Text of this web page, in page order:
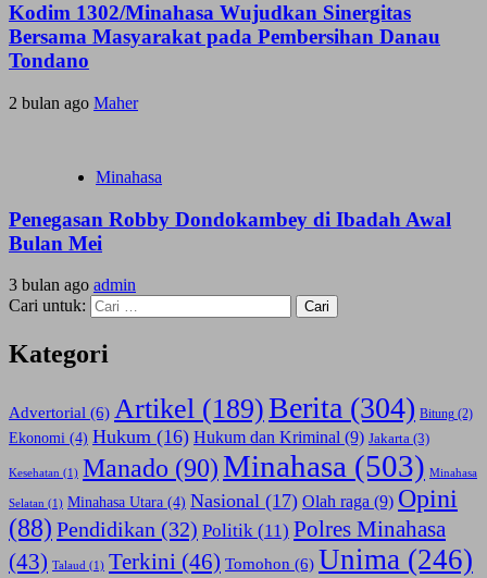
Kodim 1302/Minahasa Wujudkan Sinergitas
Bersama Masyarakat pada Pembersihan Danau
Tondano
2 bulan ago Maher
Minahasa
Penegasan Robby Dondokambey di Ibadah Awal
Bulan Mei
3 bulan ago admin
Cari untuk:
Kategori
Advertorial (6) Artikel (189)Berita (304) Bitung (2)
Ekonomi (4) Hukum (16) Hukum dan Kriminal (9) Jakarta (3)
Kesehatan (1) Manado (90) Minahasa (503) Minahasa
Selatan (1) Minahasa Utara (4) Nasional (17) Olah raga (9) Opini
(88) Pendidikan (32) Politik (11) Polres Minahasa
(43) Talaud (1) Terkini (46) Tomohon (6) Unima (246)